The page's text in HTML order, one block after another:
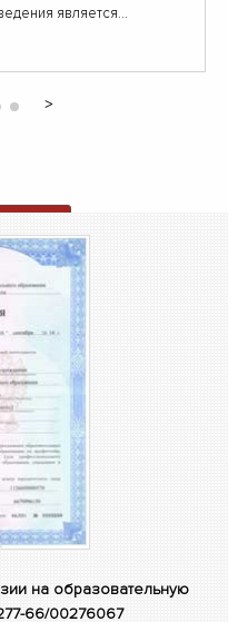
является...
на образовательную
66/00276067